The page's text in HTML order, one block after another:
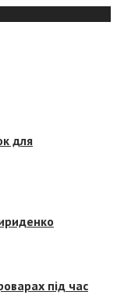
для
під час